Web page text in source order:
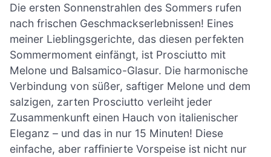
Die ersten Sonnenstrahlen des Sommers rufen
nach frischen Geschmackserlebnissen! Eines
meiner Lieblingsgerichte, das diesen perfekten
Sommermoment einfängt, ist Prosciutto mit
Melone und Balsamico-Glasur. Die harmonische
Verbindung von süßer, saftiger Melone und dem
salzigen, zarten Prosciutto verleiht jeder
Zusammenkunft einen Hauch von italienischer
Eleganz – und das in nur 15 Minuten! Diese
einfache, aber raffinierte Vorspeise ist nicht nur